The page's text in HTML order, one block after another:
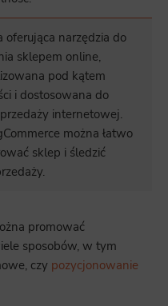
oferująca narzędzia do
sklepem online,
pod kątem
i dostosowana do
internetowej.
można łatwo
sklep i śledzić
promować
sposobów, w tym
czy pozycjonowanie